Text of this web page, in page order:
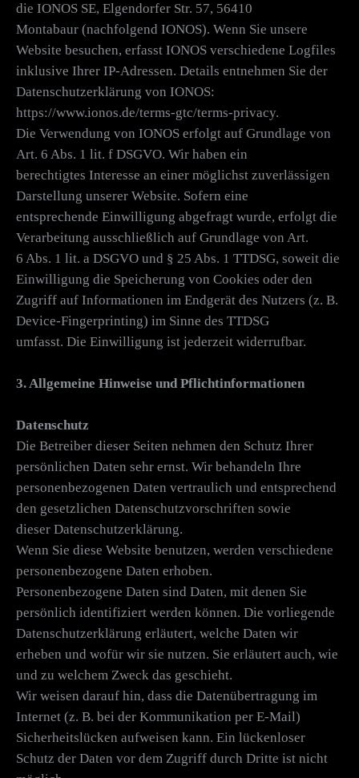
die IONOS SE, Elgendorfer Str. 57, 56410
Montabaur (nachfolgend IONOS). Wenn Sie unsere
Website besuchen, erfasst IONOS verschiedene Logfiles
inklusive Ihrer IP-Adressen. Details entnehmen Sie der
Datenschutzerklärung von IONOS:
https://www.ionos.de/terms-gtc/terms-privacy.
Die Verwendung von IONOS erfolgt auf Grundlage von
Art. 6 Abs. 1 lit. f DSGVO. Wir haben ein
berechtigtes Interesse an einer möglichst zuverlässigen
Darstellung unserer Website. Sofern eine
entsprechende Einwilligung abgefragt wurde, erfolgt die
Verarbeitung ausschließlich auf Grundlage von Art.
6 Abs. 1 lit. a DSGVO und § 25 Abs. 1 TTDSG, soweit die
Einwilligung die Speicherung von Cookies oder den
Zugriff auf Informationen im Endgerät des Nutzers (z. B.
Device-Fingerprinting) im Sinne des TTDSG
umfasst. Die Einwilligung ist jederzeit widerrufbar.
3. Allgemeine Hinweise und Pflichtinformationen
Datenschutz
Die Betreiber dieser Seiten nehmen den Schutz Ihrer
persönlichen Daten sehr ernst. Wir behandeln Ihre
personenbezogenen Daten vertraulich und entsprechend
den gesetzlichen Datenschutzvorschriften sowie
dieser Datenschutzerklärung.
Wenn Sie diese Website benutzen, werden verschiedene
personenbezogene Daten erhoben.
Personenbezogene Daten sind Daten, mit denen Sie
persönlich identifiziert werden können. Die vorliegende
Datenschutzerklärung erläutert, welche Daten wir
erheben und wofür wir sie nutzen. Sie erläutert auch, wie
und zu welchem Zweck das geschieht.
Wir weisen darauf hin, dass die Datenübertragung im
Internet (z. B. bei der Kommunikation per E-Mail)
Sicherheitslücken aufweisen kann. Ein lückenloser
Schutz der Daten vor dem Zugriff durch Dritte ist nicht